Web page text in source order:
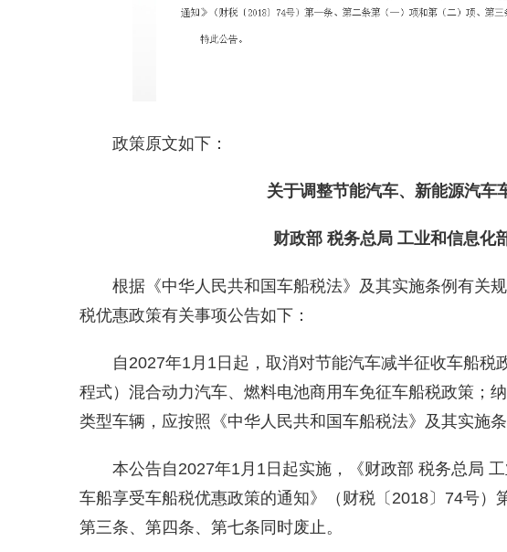
政策原文如下：
关于调整节能汽车、新能源汽车
财政部 税务总局 工业和信息化
根据《中华人民共和国车船税法》及其实施条例有关
税优惠政策有关事项公告如下：
自2027年1月1日起，取消对节能汽车减半征收车船税
程式）混合动力汽车、燃料电池商用车免征车船税政策；
类型车辆，应按照《中华人民共和国车船税法》及其实施
本公告自2027年1月1日起实施，《财政部 税务总局
车船享受车船税优惠政策的通知》（财税〔2018〕74号）
第三条、第四条、第七条同时废止。